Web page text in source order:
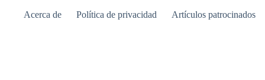
Acerca de Política de privacidad Artículos patrocinados